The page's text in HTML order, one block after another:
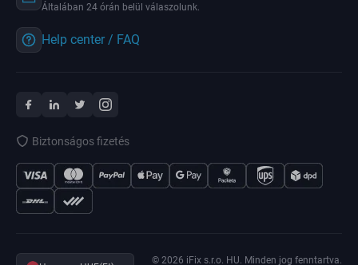
Általában 24 órán belül válaszolunk.
Help center / FAQ
Biztonságos fizetés
© 2026 iFix s.r.o. HU. Minden jog fenntartva.